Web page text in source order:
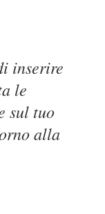
inserire
le
sul tuo
alla